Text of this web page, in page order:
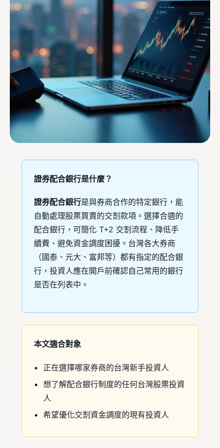
證券配合銀行是什麼？
證券配合銀行是與券商合作的特定銀行，能
自動處理股票買賣的交割款項。選擇合適的
配合銀行，可簡化 T+2 交割流程、降低手
續費、避免資金調度困擾。台灣各大券商
（國泰、元大、富邦等）都有指定的配合銀
行，投資人應在開戶前確認自己常用的銀行
是否在列表中。
本文適合對象
正在選擇哪家券商的台灣新手投資人
想了解配合銀行制度的任何台灣股票投資
人
希望優化交割資金調度的現有投資人